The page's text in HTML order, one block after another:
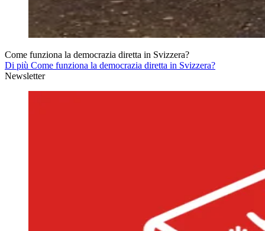
Come funziona la democrazia diretta in Svizzera?
Di più Come funziona la democrazia diretta in Svizzera?
Newsletter